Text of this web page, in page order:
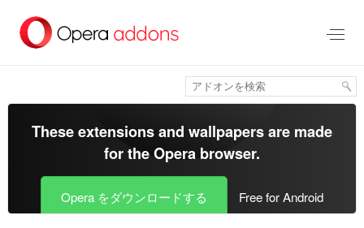
メ
ツ
These extensions and wallpapers are made
for theOpera browser.
Opera をダウンロードする Free for Android